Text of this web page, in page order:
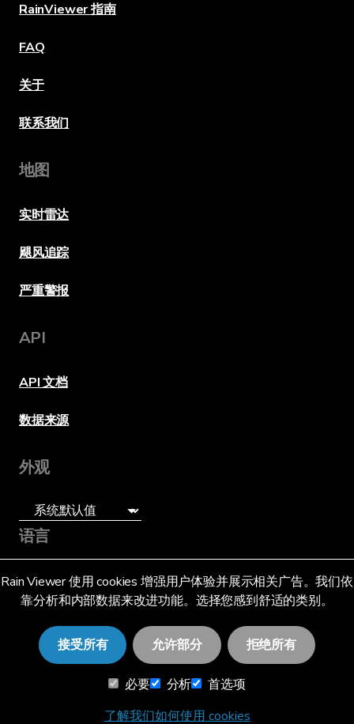
Rain Viewer 使用 cookies 增强用户体验并展示相关广告。我们依
靠分析和内部数据来改进功能。选择您感到舒适的类别。
接受所有 允许部分 拒绝所有
必要 分析
首选项
了解我们如何使用 cookies
RainViewer 指南
FAQ
关于
联系我们
地图
实时雷达
飓风追踪
严重警报
API
API 文档
数据来源
外观
语言
简体中文 (SG)
© 2026 RainViewer,MeteoLab Inc. 隐私声明